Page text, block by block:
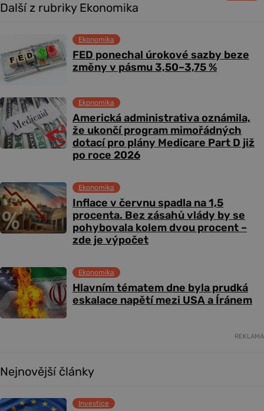
Další z rubriky Ekonomika
FED ponechal úrokové sazby beze
změny v pásmu 3,50–3,75 %
Ekonomika
Americká administrativa oznámila,
že ukončí program mimořádných
dotací pro plány Medicare Part D již
po roce 2026
Ekonomika
Inflace v červnu spadla na 1,5
procenta. Bez zásahů vlády by se
pohybovala kolem dvou procent –
zde je výpočet
Ekonomika
Hlavním tématem dne byla prudká
eskalace napětí mezi USA a Íránem
Ekonomika
REKLAMA
Nejnovější články
Investice